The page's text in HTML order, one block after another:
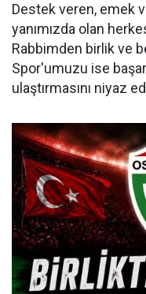
Destek veren, emek
yanımızda olan
Rabbimden birlik ve
Spor'umuzu ise
ulaştırmasını niyaz